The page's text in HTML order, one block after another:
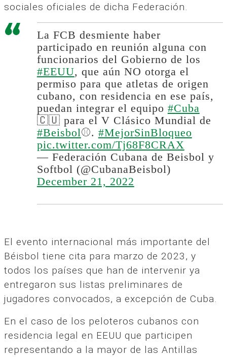
sociales oficiales de dicha Federación.
La FCB desmiente haber
participado en reunión alguna con
funcionarios del Gobierno de los
#EEUU, que aún NO otorga el
permiso para que atletas de origen
cubano, con residencia en ese país,
puedan integrar el equipo #Cuba
🇨🇺 para el V Clásico Mundial de
#Beisbol⚾️. #MejorSinBloqueo
pic.twitter.com/Tj68F8CRAX
— Federación Cubana de Beisbol y
Softbol (@CubanaBeisbol)
December 21, 2022
El evento internacional más importante del
Béisbol tiene cita para marzo de 2023, y
todos los países que han de intervenir ya
entregaron sus listas preliminares de
jugadores convocados, a excepción de Cuba.
En el caso de los peloteros cubanos con
residencia legal en EEUU que participen
representando a la mayor de las Antillas